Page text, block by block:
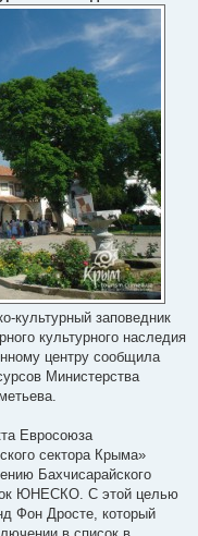
культурный заповедник
культурного наследия
центру сообщила
Министерства
Евросоюза
сектора Крыма»
Бахчисарайского
ЮНЕСКО. С этой целью
Фон Дросте, который